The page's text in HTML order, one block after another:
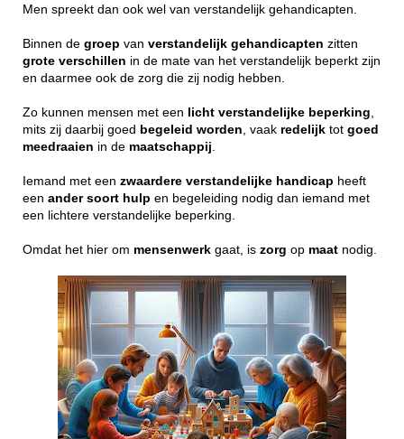
Men spreekt dan ook wel van verstandelijk gehandicapten.
Binnen de groep van verstandelijk gehandicapten zitten
grote verschillen in de mate van het verstandelijk beperkt zijn
en daarmee ook de zorg die zij nodig hebben.
Zo kunnen mensen met een licht verstandelijke beperking,
mits zij daarbij goed begeleid worden, vaak redelijk tot goed
meedraaien in de maatschappij.
Iemand met een zwaardere verstandelijke handicap heeft
een ander soort hulp en begeleiding nodig dan iemand met
een lichtere verstandelijke beperking.
Omdat het hier om mensenwerk gaat, is zorg op maat nodig.